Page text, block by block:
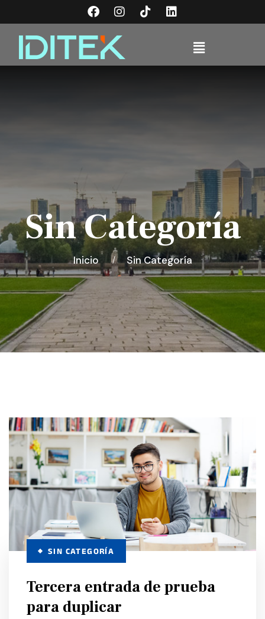
Sin Categoría
Inicio Sin Categoría
SIN CATEGORÍA
Tercera entrada de prueba
para duplicar